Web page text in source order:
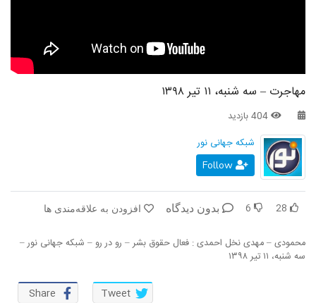
مهاجرت – سه شنبه، ۱۱ تیر ۱۳۹۸
404 بازدید
شبکه جهانی نور
28
6 بدون دیدگاه افزودن به علاقه‌مندی ها
محمودی – مهدی نخل احمدی : فعال حقوق بشر – رو در رو – شبکه جهانی نور –
سه شنبه، ۱۱ تیر ۱۳۹۸
Share Tweet